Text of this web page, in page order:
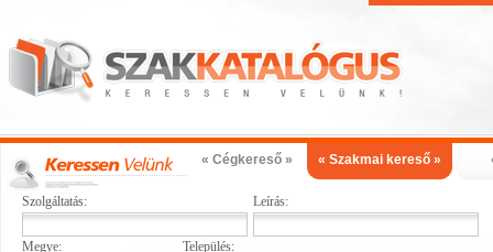
« Cégkereső » « Szakmai kereső »
Szolgáltatás: Leírás:
Megye: Település: